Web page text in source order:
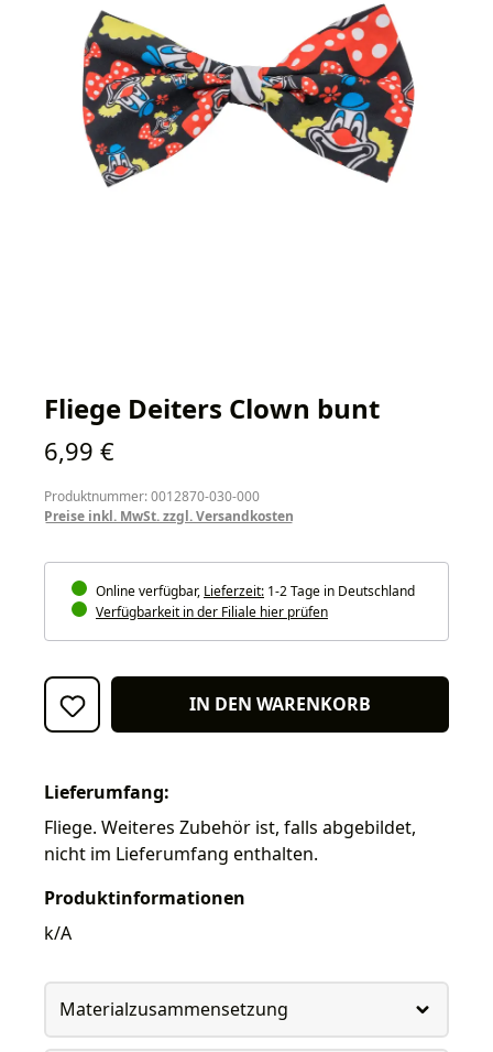
Fliege Deiters Clown bunt
Regulärer Preis:
6,99 €
Produktnummer: 0012870-030-000
Preise inkl. MwSt. zzgl. Versandkosten
Online verfügbar, Lieferzeit: 1-2 Tage in Deutschland
Verfügbarkeit in der Filiale hier prüfen
IN DEN WARENKORB
Lieferumfang:
Fliege. Weiteres Zubehör ist, falls abgebildet,
nicht im Lieferumfang enthalten.
Produktinformationen
k/A
Materialzusammensetzung